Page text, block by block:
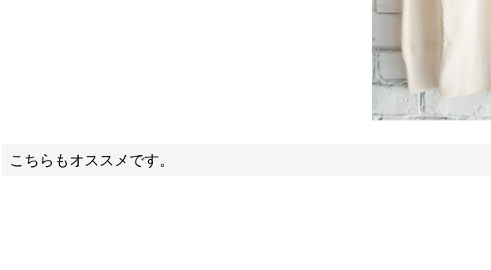
こちらもオススメです。